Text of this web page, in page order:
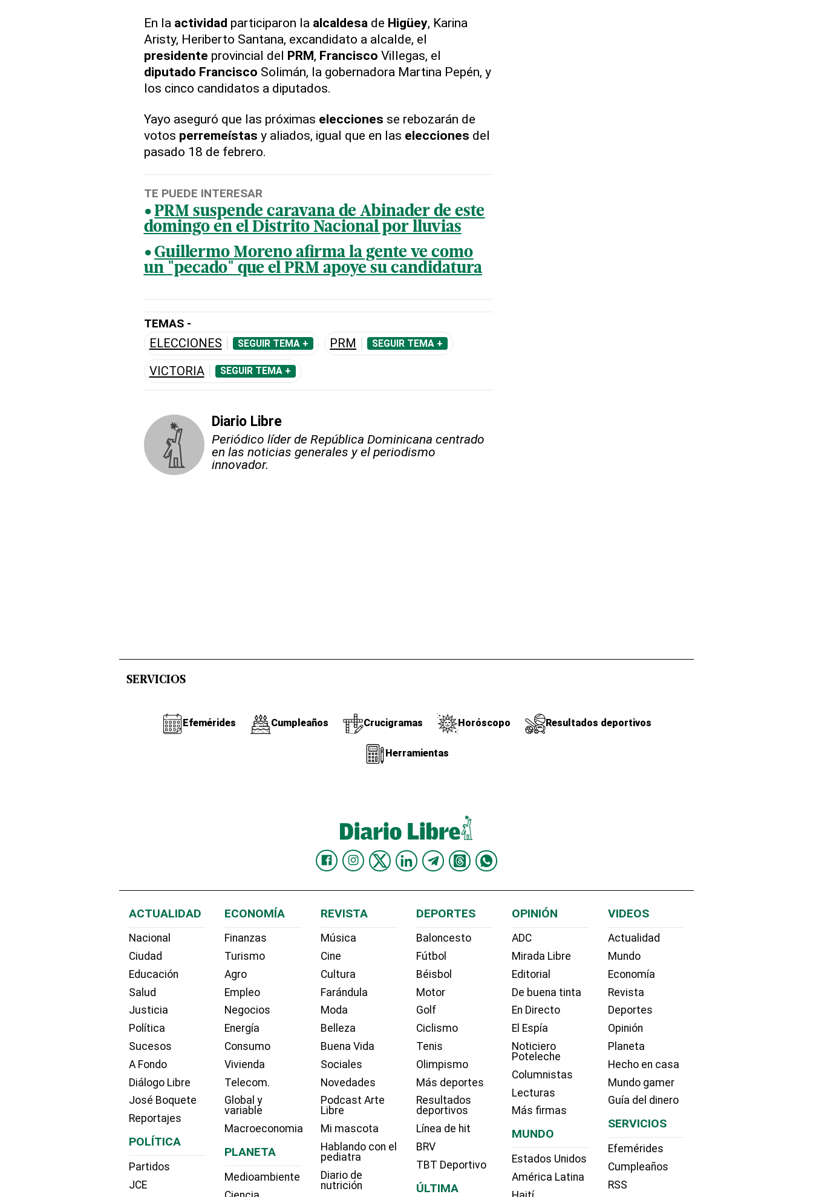
En la actividad participaron la alcaldesa de Higüey, Karina
Aristy, Heriberto Santana, excandidato a alcalde, el
presidente provincial del PRM, Francisco Villegas, el
diputado Francisco Solimán, la gobernadora Martina Pepén, y
los cinco candidatos a diputados.
Yayo aseguró que las próximas elecciones se rebozarán de
votos perremeístas y aliados, igual que en las elecciones del
pasado 18 de febrero.
TE PUEDE INTERESAR
PRM suspende caravana de Abinader de este
domingo en el Distrito Nacional por lluvias
Guillermo Moreno afirma la gente ve como
un "pecado" que el PRM apoye su candidatura
TEMAS -
ELECCIONES SEGUIR TEMA + PRM SEGUIR TEMA +
VICTORIA SEGUIR TEMA +
Diario Libre
Periódico líder de República Dominicana centrado
en las noticias generales y el periodismo
innovador.
SERVICIOS
Efemérides Cumpleaños Crucigramas Horóscopo Resultados deportivos
Herramientas
ACTUALIDAD
Nacional
Ciudad
Educación
Salud
Justicia
Política
Sucesos
A Fondo
Diálogo Libre
José Boquete
Reportajes
POLÍTICA
Partidos
JCE
ECONOMÍA
Finanzas
Turismo
Agro
Empleo
Negocios
Energía
Consumo
Vivienda
Telecom.
Global y
variable
Macroeconomia
PLANETA
Medioambiente
REVISTA
Música
Cine
Cultura
Farándula
Moda
Belleza
Buena Vida
Sociales
Novedades
Podcast Arte
Libre
Mi mascota
Hablando con el
pediatra
Diario de
nutrición
DEPORTES
Baloncesto
Fútbol
Béisbol
Motor
Golf
Ciclismo
Tenis
Olimpismo
Más deportes
Resultados
deportivos
Línea de hit
BRV
TBT Deportivo
ÚLTIMA
OPINIÓN
ADC
Mirada Libre
Editorial
De buena tinta
En Directo
El Espía
Noticiero
Poteleche
Columnistas
Lecturas
Más firmas
MUNDO
Estados Unidos
América Latina
VIDEOS
Actualidad
Mundo
Economía
Revista
Deportes
Opinión
Planeta
Hecho en casa
Mundo gamer
Guía del dinero
SERVICIOS
Efemérides
Cumpleaños
RSS